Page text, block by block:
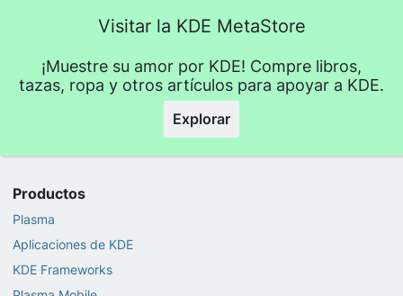
Visitar la KDE MetaStore
¡Muestre su amor por KDE! Compre libros,
tazas, ropa y otros artículos para apoyar a KDE.
Explorar
Productos
Plasma
Aplicaciones de KDE
KDE Frameworks